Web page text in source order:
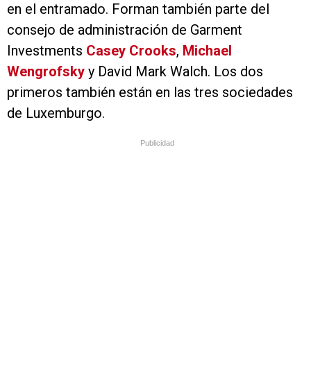
en el entramado. Forman también parte del
consejo de administración de Garment
Investments Casey Crooks, Michael
Wengrofsky y David Mark Walch. Los dos
primeros también están en las tres sociedades
de Luxemburgo.
Publicidad